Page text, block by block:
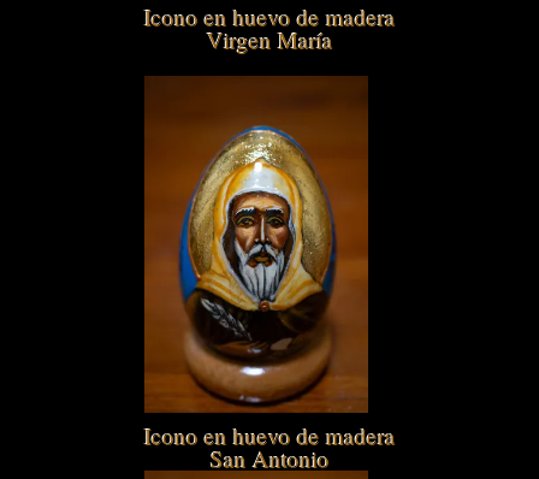
Icono en huevo de madera
Virgen María
Icono en huevo de madera
San Antonio